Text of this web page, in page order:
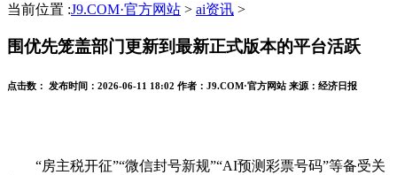
当前位置 :J9.COM·官方网站 > ai资讯 >
围优先笼盖部门更新到最新正式版本的平台活跃
点击数： 发布时间： 2026-06-11 18:02 作者： J9.COM·官方网站 来源： 经济日报
“房主税开征”“微信封号新规”“AI预测彩票号码”等备受关